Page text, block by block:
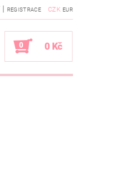
CZK EUR
| REGISTRACE
0 0 Kč